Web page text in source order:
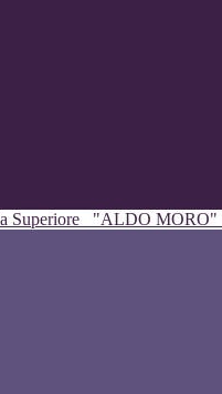
Superiore "ALDO MORO"